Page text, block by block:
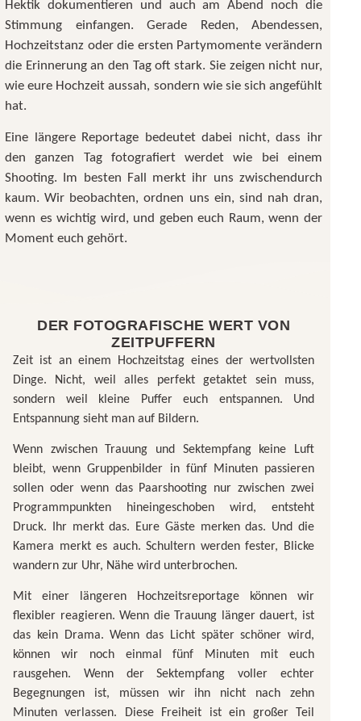
Hektik dokumentieren und auch am Abend noch die
Stimmung einfangen. Gerade Reden, Abendessen,
Hochzeitstanz oder die ersten Partymomente verändern
die Erinnerung an den Tag oft stark. Sie zeigen nicht nur,
wie eure Hochzeit aussah, sondern wie sie sich angefühlt
hat.
Eine längere Reportage bedeutet dabei nicht, dass ihr
den ganzen Tag fotografiert werdet wie bei einem
Shooting. Im besten Fall merkt ihr uns zwischendurch
kaum. Wir beobachten, ordnen uns ein, sind nah dran,
wenn es wichtig wird, und geben euch Raum, wenn der
Moment euch gehört.
DER FOTOGRAFISCHE WERT VON
ZEITPUFFERN
Zeit ist an einem Hochzeitstag eines der wertvollsten
Dinge. Nicht, weil alles perfekt getaktet sein muss,
sondern weil kleine Puffer euch entspannen. Und
Entspannung sieht man auf Bildern.
Wenn zwischen Trauung und Sektempfang keine Luft
bleibt, wenn Gruppenbilder in fünf Minuten passieren
sollen oder wenn das Paarshooting nur zwischen zwei
Programmpunkten hineingeschoben wird, entsteht
Druck. Ihr merkt das. Eure Gäste merken das. Und die
Kamera merkt es auch. Schultern werden fester, Blicke
wandern zur Uhr, Nähe wird unterbrochen.
Mit einer längeren Hochzeitsreportage können wir
flexibler reagieren. Wenn die Trauung länger dauert, ist
das kein Drama. Wenn das Licht später schöner wird,
können wir noch einmal fünf Minuten mit euch
rausgehen. Wenn der Sektempfang voller echter
Begegnungen ist, müssen wir ihn nicht nach zehn
Minuten verlassen. Diese Freiheit ist ein großer Teil